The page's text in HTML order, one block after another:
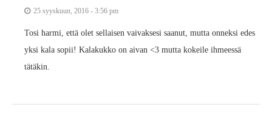
25 syyskuun, 2016 - 3:56 pm
Tosi harmi, että olet sellaisen vaivaksesi saanut, mutta onneksi edes
yksi kala sopii! Kalakukko on aivan <3 mutta kokeile ihmeessä
tätäkin.